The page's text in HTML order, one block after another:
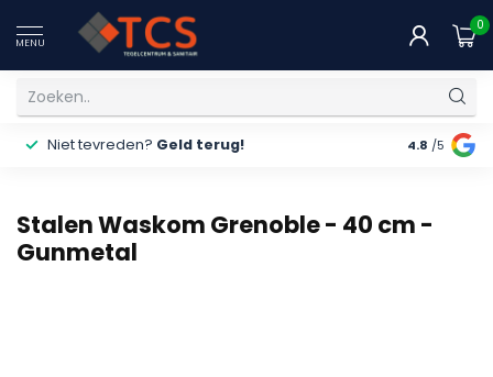
MENU
0
Niet tevreden? Geld terug! Gratis
4.8 /5
Stalen Waskom Grenoble - 40 cm -
Gunmetal